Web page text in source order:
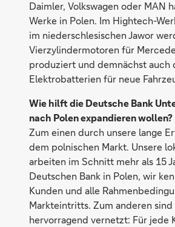
Daimler, Volkswagen oder MAN
Werke in Polen. Im Hightech-
im niederschlesischen Jawor
Vierzylindermotoren für
produziert und demnächst auch
Elektrobatterien für neue
Wie hilft die Deutsche Bank
nach Polen expandieren wollen?
Zum einen durch unsere lange
dem polnischen Markt. Unsere
arbeiten im Schnitt mehr als 15
Deutschen Bank in Polen, wir
Kunden und alle
Markteintritts. Zum anderen
hervorragend vernetzt: Für jede